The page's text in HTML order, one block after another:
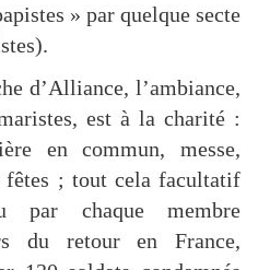
» par quelque secte
d’Alliance, l’ambiance,
est à la charité :
en commun, messe,
fêtes ; tout cela facultatif
chaque membre
du retour en France,